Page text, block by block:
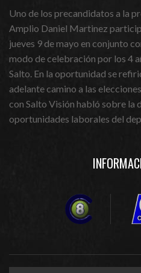
Uno de los precandidatos a la
Amplio Daniel Martinez
jueves 9 de mayo en conjunto
modo de celebración por los 4
Salto. En la oportunidad se
adelante camino a las
con Salto Visión habló sobre la
oportunidades laborales del